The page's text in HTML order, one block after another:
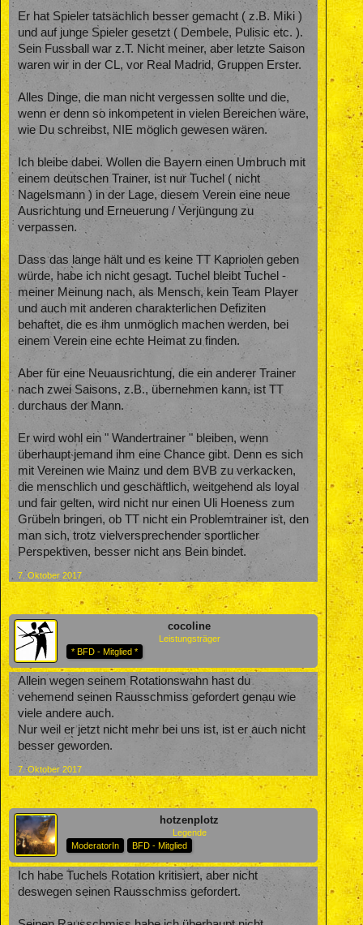
Er hat Spieler tatsächlich besser gemacht ( z.B. Miki )
und auf junge Spieler gesetzt ( Dembele, Pulisic etc. ).
Sein Fussball war z.T. Nicht meiner, aber letzte Saison
waren wir in der CL, vor Real Madrid, Gruppen Erster.
Alles Dinge, die man nicht vergessen sollte und die,
wenn er denn so inkompetent in vielen Bereichen wäre,
wie Du schreibst, NIE möglich gewesen wären.
Ich bleibe dabei. Wollen die Bayern einen Umbruch mit
einem deutschen Trainer, ist nur Tuchel ( nicht
Nagelsmann ) in der Lage, diesem Verein eine neue
Ausrichtung und Erneuerung / Verjüngung zu
verpassen.
Dass das lange hält und es keine TT Kapriolen geben
würde, habe ich nicht gesagt. Tuchel bleibt Tuchel -
meiner Meinung nach, als Mensch, kein Team Player
und auch mit anderen charakterlichen Defiziten
behaftet, die es ihm unmöglich machen werden, bei
einem Verein eine echte Heimat zu finden.
Aber für eine Neuausrichtung, die ein anderer Trainer
nach zwei Saisons, z.B., übernehmen kann, ist TT
durchaus der Mann.
Er wird wohl ein " Wandertrainer " bleiben, wenn
überhaupt jemand ihm eine Chance gibt. Denn es sich
mit Vereinen wie Mainz und dem BVB zu verkacken,
die menschlich und geschäftlich, weitgehend als loyal
und fair gelten, wird nicht nur einen Uli Hoeness zum
Grübeln bringen, ob TT nicht ein Problemtrainer ist, den
man sich, trotz vielversprechender sportlicher
Perspektiven, besser nicht ans Bein bindet.
7. Oktober 2017
cocoline
Leistungsträger
* BFD - Mitglied *
Allein wegen seinem Rotationswahn hast du
vehemend seinen Rausschmiss gefordert genau wie
viele andere auch.
Nur weil er jetzt nicht mehr bei uns ist, ist er auch nicht
besser geworden.
7. Oktober 2017
hotzenplotz
Legende
ModeratorIn
BFD - Mitglied
Ich habe Tuchels Rotation kritisiert, aber nicht
deswegen seinen Rausschmiss gefordert.